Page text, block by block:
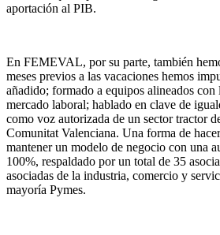
aportación al PIB.
En FEMEVAL, por su parte, también
meses previos a las vacaciones hemos
añadido; formado a equipos alineados con
mercado laboral; hablado en clave de
como voz autorizada de un sector tractor
Comunitat Valenciana. Una forma de
mantener un modelo de negocio con una
100%, respaldado por un total de 35
asociadas de la industria, comercio y
mayoría Pymes.